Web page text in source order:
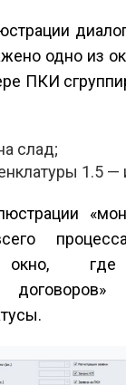
одно из
ПКИ
слад;
1.5 —
окно, где
договоров»